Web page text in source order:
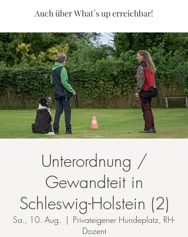
Auch über What´s up erreichbar!
Unterordnung /
Gewandteit in
Schleswig-Holstein (2)
Sa., 10. Aug.
  |
Privateigener Hundeplatz, RH-
Dozent